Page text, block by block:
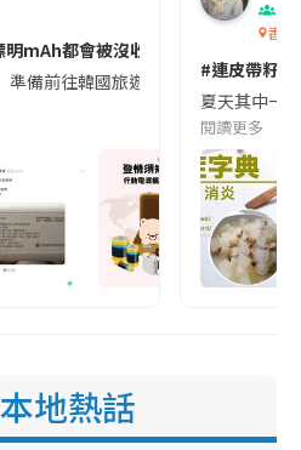
mAh都會被沒收😱出發前切記檢查
準備前往韓國旅遊的民眾，近期要
香港
#連皮帶籽
夏天其中一
閱讀更多
地熱話